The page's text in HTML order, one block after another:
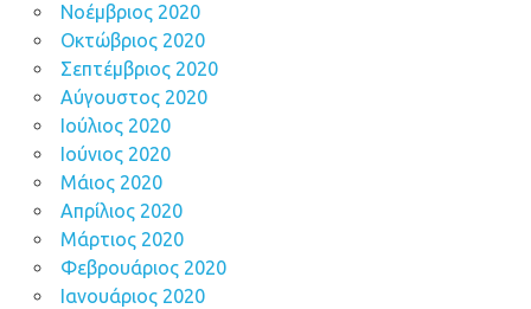
Νοέμβριος 2020
Οκτώβριος 2020
Σεπτέμβριος 2020
Αύγουστος 2020
Ιούλιος 2020
Ιούνιος 2020
Μάιος 2020
Απρίλιος 2020
Μάρτιος 2020
Φεβρουάριος 2020
Ιανουάριος 2020